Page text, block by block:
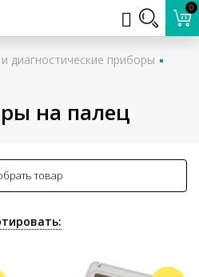
0
диагностические приборы
на палец
товар